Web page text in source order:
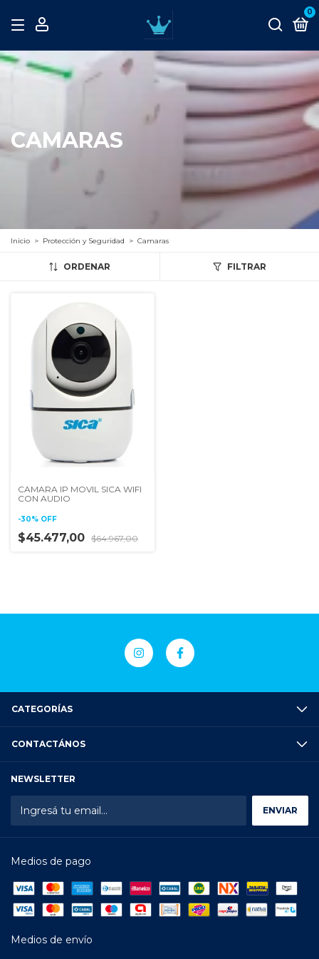
0
CAMARAS
Inicio > Protección y Seguridad > Camaras
ORDENAR FILTRAR
CAMARA IP MOVIL SICA WIFI
CON AUDIO
-30% OFF
$45.477,00 $64.967,00
CATEGORÍAS
CONTACTÁNOS
NEWSLETTER
Medios de pago
Medios de envío